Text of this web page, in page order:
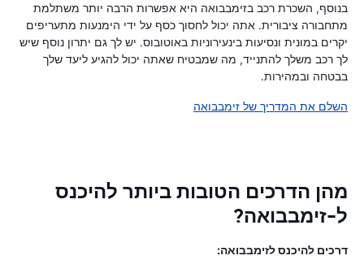
בנוסף, השכרת רכב בזימבבואה היא אפשרות הרבה יותר משתלמת
מתחבורה ציבורית. אתה יכול לחסוך כסף על ידי הימנעות מתעריפים
יקרים במונית ונסיעות בינעירוניות באוטובוס. יש לך גם יתרון נוסף שיש
לך רכב משלך להתנייד, מה שמבטיח שאתה יכול להגיע ליעד שלך
בבטחה ובמהירות.
השלם את המדריך של זימבבואה
מהן הדרכים הטובות ביותר להיכנס
ל-זימבבואה?
דרכים להיכנס לזימבבואה: